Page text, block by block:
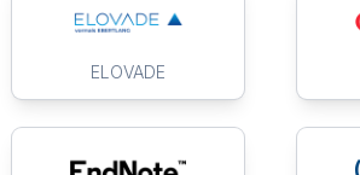
ELOVADE